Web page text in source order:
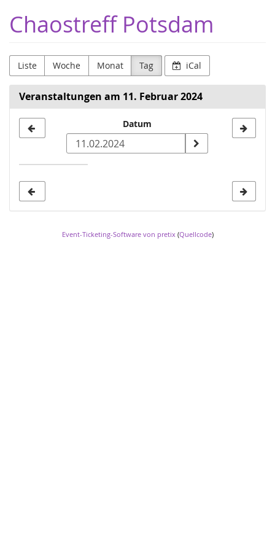
Haupt-
Inhalt
Chaostreff Potsdam
Liste Woche Monat Tag iCal
Veranstaltungen am 11. Februar 2024
zur
Anzeige
Datum
Event-Ticketing-Software von pretix(Quellcode)